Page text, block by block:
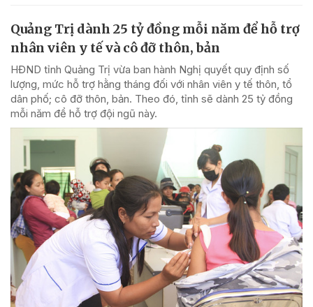
Quảng Trị dành 25 tỷ đồng mỗi năm để hỗ trợ
nhân viên y tế và cô đỡ thôn, bản
HĐND tỉnh Quảng Trị vừa ban hành Nghị quyết quy định số
lượng, mức hỗ trợ hằng tháng đối với nhân viên y tế thôn, tổ
dân phố; cô đỡ thôn, bản. Theo đó, tỉnh sẽ dành 25 tỷ đồng
mỗi năm để hỗ trợ đội ngũ này.